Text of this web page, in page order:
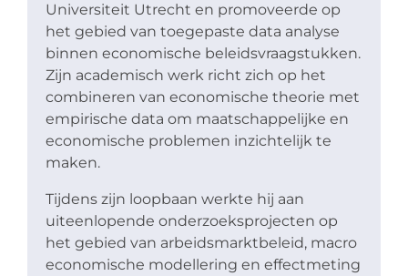
Universiteit Utrecht en promoveerde op
het gebied van toegepaste data analyse
binnen economische beleidsvraagstukken.
Zijn academisch werk richt zich op het
combineren van economische theorie met
empirische data om maatschappelijke en
economische problemen inzichtelijk te
maken.
Tijdens zijn loopbaan werkte hij aan
uiteenlopende onderzoeksprojecten op
het gebied van arbeidsmarktbeleid, macro
economische modellering en effectmeting